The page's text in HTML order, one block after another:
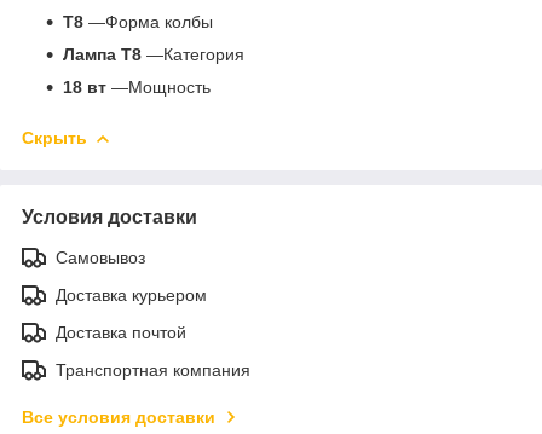
Т8 —Форма колбы
Лампа Т8 —Категория
18 вт —Мощность
Скрыть
Условия доставки
Самовывоз
Доставка курьером
Доставка почтой
Транспортная компания
Все условия доставки